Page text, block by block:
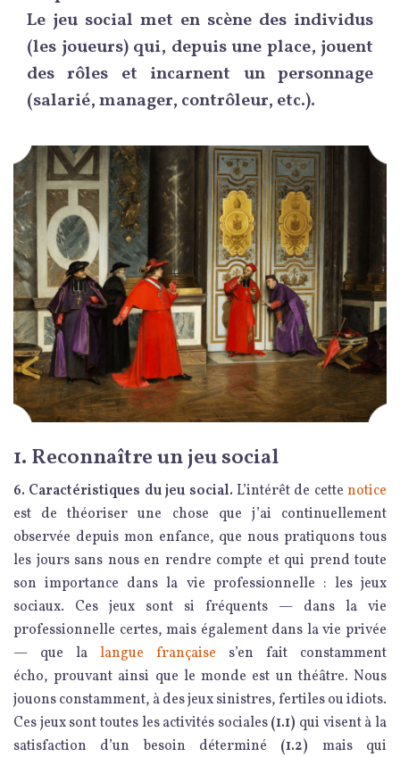
Le jeu social met en scène des individus
(les joueurs) qui, depuis une place, jouent
des rôles et incarnent un personnage
(salarié, manager, contrôleur, etc.).
1. Reconnaître un jeu social
6. Caractéristiques du jeu social. L’intérêt de cette notice
est de théoriser une chose que j’ai continuellement
observée depuis mon enfance, que nous pratiquons tous
les jours sans nous en rendre compte et qui prend toute
son importance dans la vie professionnelle : les jeux
sociaux. Ces jeux sont si fréquents — dans la vie
professionnelle certes, mais également dans la vie privée
— que la langue française s’en fait constamment
écho, prouvant ainsi que le monde est un théâtre. Nous
jouons constamment, à des jeux sinistres, fertiles ou idiots.
Ces jeux sont toutes les activités sociales(1.1) qui visent à la
satisfaction d’un besoin déterminé (1.2) mais qui